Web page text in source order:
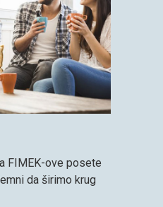
FIMEK-ove posete
da širimo krug